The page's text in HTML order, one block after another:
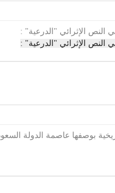
النص الإثرائي "الدرعية" :
النص الإثرائي "الدرعية" :
بوصفها عاصمة الدولة